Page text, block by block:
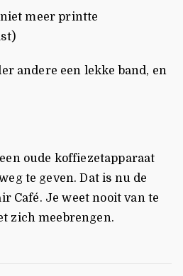
meer printte
andere een lekke band, en
oude koffiezetapparaat
te geven. Dat is nu de
Café. Je weet nooit van te
zich meebrengen.